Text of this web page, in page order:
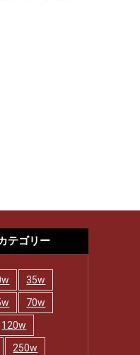
テゴリー
35w
70w
120w
250w